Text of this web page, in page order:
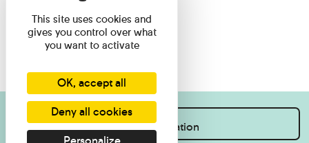
I want information
This site uses cookies and
gives you control over what
you want to activate
OK, accept all
Deny all cookies